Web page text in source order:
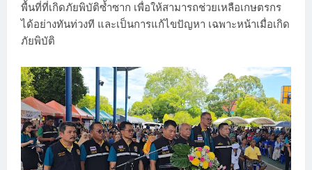
พื้นที่ที่เกิดภัยพิบัติซ้ำซาก เพื่อให้สามารถช่วยเหลือเกษตรกร
ได้อย่างทันท่วงที และเป็นการแก้ไขปัญหา เฉพาะหน้าเมื่อเกิด
ภัยพิบัติ